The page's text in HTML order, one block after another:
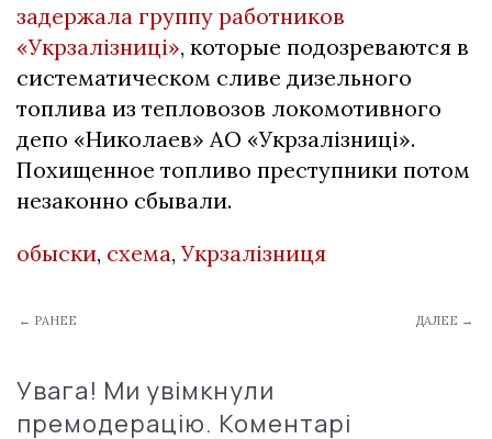
задержала группу работников
«Укрзалізниці», которые подозреваются в
систематическом сливе дизельного
топлива из тепловозов локомотивного
депо «Николаев» АО «Укрзалізниці».
Похищенное топливо преступники потом
незаконно сбывали.
обыски, схема,Укрзалізниця
← РАНЕЕ ДАЛЕЕ →
Увага! Ми увімкнули
премодерацію. Коментарі